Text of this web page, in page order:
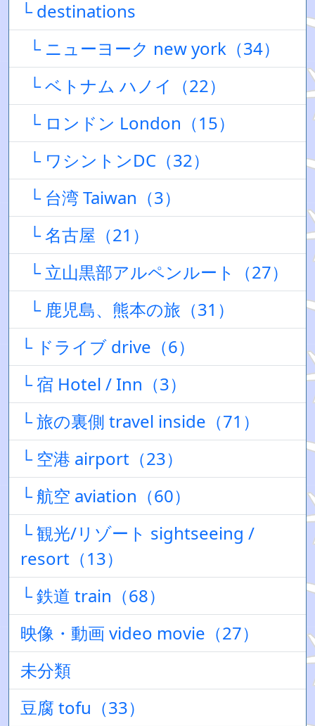
└ destinations
└ ニューヨーク new york（34）
└ ベトナム ハノイ（22）
└ ロンドン London（15）
└ ワシントンDC（32）
└ 台湾 Taiwan（3）
└ 名古屋（21）
└ 立山黒部アルペンルート（27）
└ 鹿児島、熊本の旅（31）
└ ドライブ drive（6）
└ 宿 Hotel / Inn（3）
└ 旅の裏側 travel inside（71）
└ 空港 airport（23）
└ 航空 aviation（60）
└ 観光/リゾート sightseeing /
resort（13）
└ 鉄道 train（68）
映像・動画 video movie（27）
未分類
豆腐 tofu（33）